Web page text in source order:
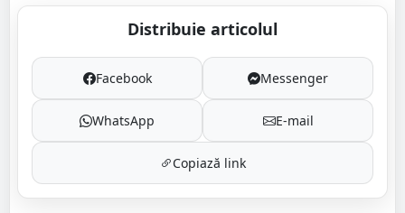
Distribuie articolul
Facebook Messenger
WhatsApp E-mail
Copiază link